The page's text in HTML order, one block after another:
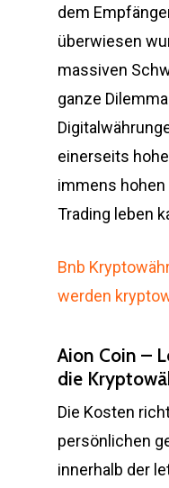
dem
überwiesen
massiven
ganze
einerseits
immens hohen
Trading leben
Bnb
werden
Aion Coin –
die
Die Kosten
persönlichen
innerhalb der